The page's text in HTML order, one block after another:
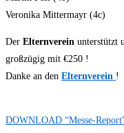
Veronika Mittermayr (4c)
Der Elternverein unterstützt
großzügig mit €250 !
Danke an den Elternverein !
DOWNLOAD “Messe-